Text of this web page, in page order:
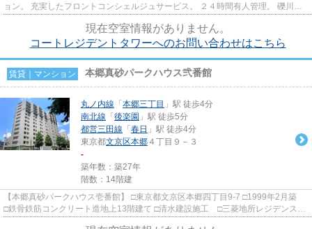
ョン。 充実したフロントコンシェルジュサービス。 ２４時間有人管理。 礫川小
現在空室情報がありません。
コートレジデントタワーへのお問い合わせはこちら
賃貸｜マンション 本郷真砂パークハウス弐番館
丸ノ内線 「 本郷三丁目 」駅 徒歩4分
南北線 「 後楽園 」駅 徒歩5分
都営三田線 「 春日 」駅 徒歩4分
東京都文京区本郷 ４丁目９－３
-
築年数：築27年
階数：14階建
【本郷真砂パークハウス壱番館】 □東京都文京区本郷四丁目9-7 □1999年2月築
□鉄骨鉄筋コンクリート造地上13階建て □清水建設施工 □三菱地所レジデンス旧